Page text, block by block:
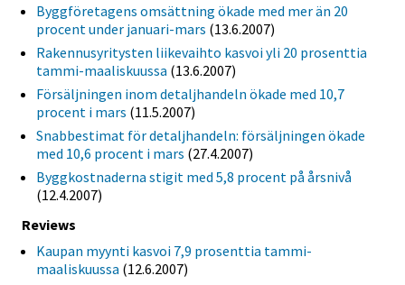
Byggföretagens omsättning ökade med mer än 20
procent under januari-mars (13.6.2007)
Rakennusyritysten liikevaihto kasvoi yli 20 prosenttia
tammi-maaliskuussa (13.6.2007)
Försäljningen inom detaljhandeln ökade med 10,7
procent i mars (11.5.2007)
Snabbestimat för detaljhandeln: försäljningen ökade
med 10,6 procent i mars (27.4.2007)
Byggkostnaderna stigit med 5,8 procent på årsnivå
(12.4.2007)
Reviews
Kaupan myynti kasvoi 7,9 prosenttia tammi-
maaliskuussa (12.6.2007)